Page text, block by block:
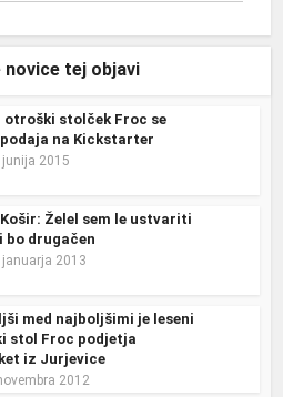
novice tej objavi
otroški stolček Froc se
na Kickstarter
junija 2015
Želel sem le ustvariti
bo drugačen
januarja 2013
med najboljšimi je leseni
stol Froc podjetja
iz Jurjevice
2012